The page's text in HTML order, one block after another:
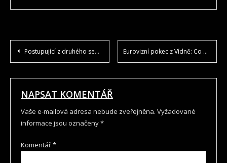
NAVIGACE
PRO
PŘÍSPĚVEK
Postupující z druhého semifinále Eurovize 2026 Eurovizní pokec z Vídně: Co nás čeká ve finále Eurovize 2026?
NAPSAT KOMENTÁŘ
Vaše e-mailová adresa nebude zveřejněna. Vyžadované
informace jsou označeny*
Komentář*